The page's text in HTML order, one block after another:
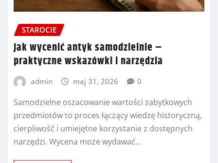
STAROCIE
Jak wycenić antyk samodzielnie –
praktyczne wskazówki i narzędzia
admin maj 31, 2026 0
Samodzielne oszacowanie wartości zabytkowych
przedmiotów to proces łączący wiedzę historyczną,
cierpliwość i umiejętne korzystanie z dostępnych
narzędzi. Wycena może wydawać…